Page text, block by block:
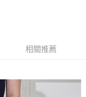
自動跳轉到大哥付的交易
截止日，確認付款後即完
未通過，訂單將自動取
付你分期系統評分，恕無
相關推薦